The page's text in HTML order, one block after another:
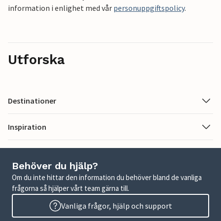
information i enlighet med vår personuppgiftspolicy.
Utforska
Destinationer
Inspiration
Behöver du hjälp?
Om du inte hittar den information du behöver bland de vanliga
frågorna så hjälper vårt team gärna till.
Vanliga frågor, hjälp och support